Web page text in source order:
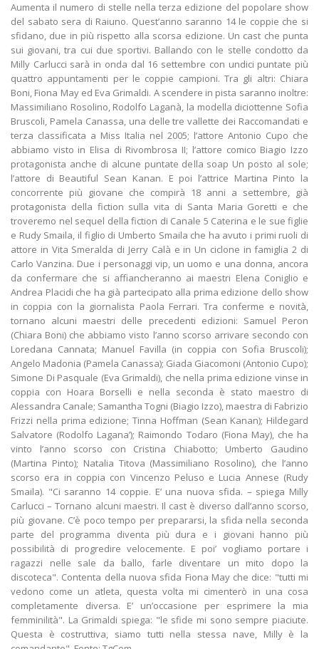
Aumenta il numero di stelle nella terza edizione del popolare show
del sabato sera di Raiuno. Quest’anno saranno 14 le coppie che si
sfidano, due in più rispetto alla scorsa edizione. Un cast che punta
sui giovani, tra cui due sportivi. Ballando con le stelle condotto da
Milly Carlucci sarà in onda dal 16 settembre con undici puntate più
quattro appuntamenti per le coppie campioni. Tra gli altri: Chiara
Boni, Fiona May ed Eva Grimaldi. A scendere in pista saranno inoltre:
Massimiliano Rosolino, Rodolfo Laganà, la modella diciottenne Sofia
Bruscoli, Pamela Canassa, una delle tre vallette dei Raccomandati e
terza classificata a Miss Italia nel 2005; l’attore Antonio Cupo che
abbiamo visto in Elisa di Rivombrosa II; l’attore comico Biagio Izzo
protagonista anche di alcune puntate della soap Un posto al sole;
l’attore di Beautiful Sean Kanan. E poi l’attrice Martina Pinto la
concorrente più giovane che compirà 18 anni a settembre, già
protagonista della fiction sulla vita di Santa Maria Goretti e che
troveremo nel sequel della fiction di Canale 5 Caterina e le sue figlie
e Rudy Smaila, il figlio di Umberto Smaila che ha avuto i primi ruoli di
attore in Vita Smeralda di Jerry Calà e in Un ciclone in famiglia 2 di
Carlo Vanzina. Due i personaggi vip, un uomo e una donna, ancora
da confermare che si affiancheranno ai maestri Elena Coniglio e
Andrea Placidi che ha già partecipato alla prima edizione dello show
in coppia con la giornalista Paola Ferrari. Tra conferme e novità,
tornano alcuni maestri delle precedenti edizioni: Samuel Peron
(Chiara Boni) che abbiamo visto l’anno scorso arrivare secondo con
Loredana Cannata; Manuel Favilla (in coppia con Sofia Bruscoli);
Angelo Madonia (Pamela Canassa); Giada Giacomoni (Antonio Cupo);
Simone Di Pasquale (Eva Grimaldi), che nella prima edizione vinse in
coppia con Hoara Borselli e nella seconda è stato maestro di
Alessandra Canale; Samantha Togni (Biagio Izzo), maestra di Fabrizio
Frizzi nella prima edizione; Tinna Hoffman (Sean Kanan); Hildegard
Salvatore (Rodolfo Lagana’); Raimondo Todaro (Fiona May), che ha
vinto l’anno scorso con Cristina Chiabotto; Umberto Gaudino
(Martina Pinto); Natalia Titova (Massimiliano Rosolino), che l’anno
scorso era in coppia con Vincenzo Peluso e Lucia Annese (Rudy
Smaila). "Ci saranno 14 coppie. E’ una nuova sfida. – spiega Milly
Carlucci – Tornano alcuni maestri. Il cast è diverso dall’anno scorso,
più giovane. C’è poco tempo per prepararsi, la sfida nella seconda
parte del programma diventa più dura e i giovani hanno più
possibilità di progredire velocemente. E poi’ vogliamo portare i
ragazzi nelle sale da ballo, farle diventare un mito dopo la
discoteca". Contenta della nuova sfida Fiona May che dice: "tutti mi
vedono come un atleta, questa volta mi cimenterò in una cosa
completamente diversa. E’ un’occasione per esprimere la mia
femminilità". La Grimaldi spiega: "le sfide mi sono sempre piaciute.
Questa è costruttiva, siamo tutti nella stessa nave, Milly è la